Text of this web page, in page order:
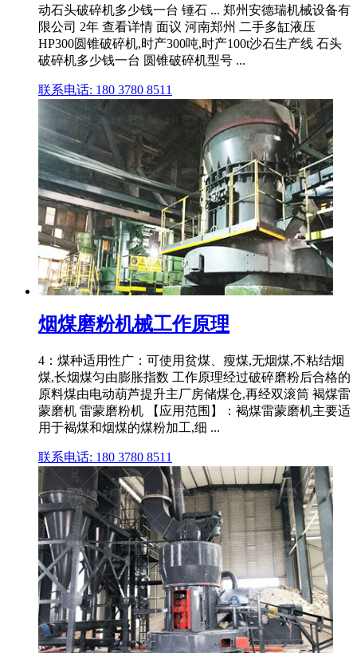
动石头破碎机多少钱一台 锤石 ... 郑州安德瑞机械设备有
限公司 2年 查看详情 面议 河南郑州 二手多缸液压
HP300圆锥破碎机,时产300吨,时产100t沙石生产线 石头
破碎机多少钱一台 圆锥破碎机型号 ...
联系电话: 180 3780 8511
烟煤磨粉机械工作原理
4：煤种适用性广：可使用贫煤、瘦煤,无烟煤,不粘结烟
煤,长烟煤匀由膨胀指数 工作原理经过破碎磨粉后合格的
原料煤由电动葫芦提升主厂房储煤仓,再经双滚筒 褐煤雷
蒙磨机 雷蒙磨粉机 【应用范围】：褐煤雷蒙磨机主要适
用于褐煤和烟煤的煤粉加工,细 ...
联系电话: 180 3780 8511